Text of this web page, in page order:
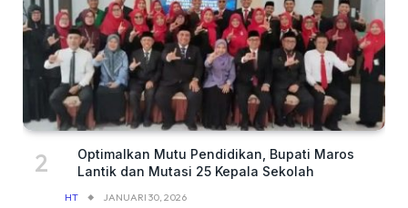
Optimalkan Mutu Pendidikan, Bupati Maros
Lantik dan Mutasi 25 Kepala Sekolah
HT JANUARI 30, 2026